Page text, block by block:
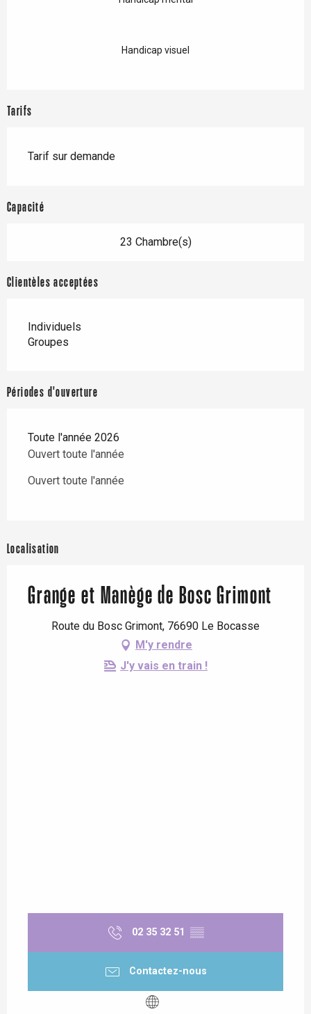
Handicap visuel
Tarifs
Tarif sur demande
Capacité
23 Chambre(s)
Clientèles acceptées
Individuels
Groupes
Périodes d'ouverture
Toute l'année 2026
Ouvert toute l'année
Ouvert toute l'année
Localisation
Grange et Manège de Bosc Grimont
Route du Bosc Grimont, 76690 Le Bocasse
M'y rendre
J'y vais en train !
02 35 32 51 ▒▒
Contactez-nous